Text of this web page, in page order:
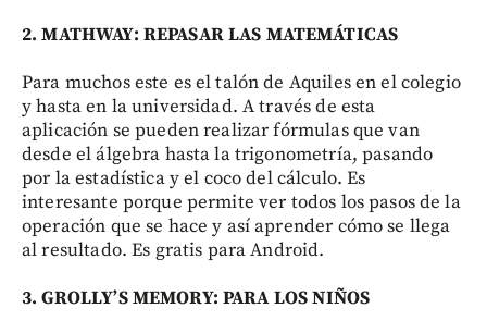
2. MATHWAY: REPASAR LAS MATEMÁTICAS
Para muchos este es el talón de Aquiles en el colegio
y hasta en la universidad. A través de esta
aplicación se pueden realizar fórmulas que van
desde el álgebra hasta la trigonometría, pasando
por la estadística y el coco del cálculo. Es
interesante porque permite ver todos los pasos de la
operación que se hace y así aprender cómo se llega
al resultado. Es gratis para Android.
3. GROLLY’SMEMORY: PARA LOS NIÑOS